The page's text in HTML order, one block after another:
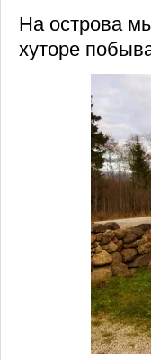
На острова
хуторе